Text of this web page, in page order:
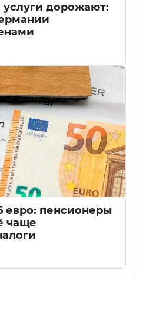
дорожают:
евро: пенсионеры
чаще